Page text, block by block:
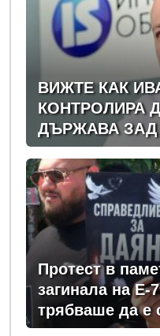
ВИЖТЕ КАК
КОНТРОЛИРА
ДЪРЖАВА ЗАД
Протест в
загинала на Е-
трябваше да е